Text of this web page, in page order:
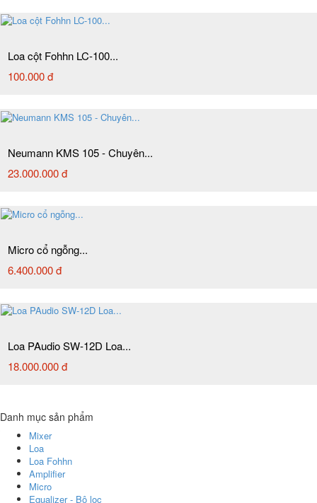
Loa cột Fohhn LC-100...
100.000 đ
Neumann KMS 105 - Chuyên...
23.000.000 đ
Micro cổ ngỗng...
6.400.000 đ
Loa PAudio SW-12D Loa...
18.000.000 đ
Danh mục sản phẩm
Mixer
Loa
Loa Fohhn
Amplifier
Micro
Equalizer - Bộ lọc